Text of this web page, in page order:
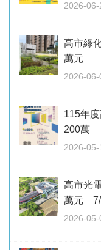
2026-
高市綠
萬元
2026-
115年
200萬
2026-
高市光
萬元 7/
2026-